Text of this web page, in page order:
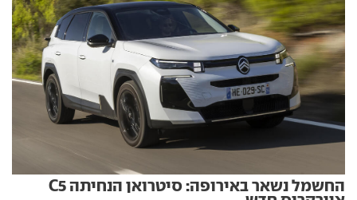
החשמל נשאר באירופה: סיטרואן הנחיתה C5